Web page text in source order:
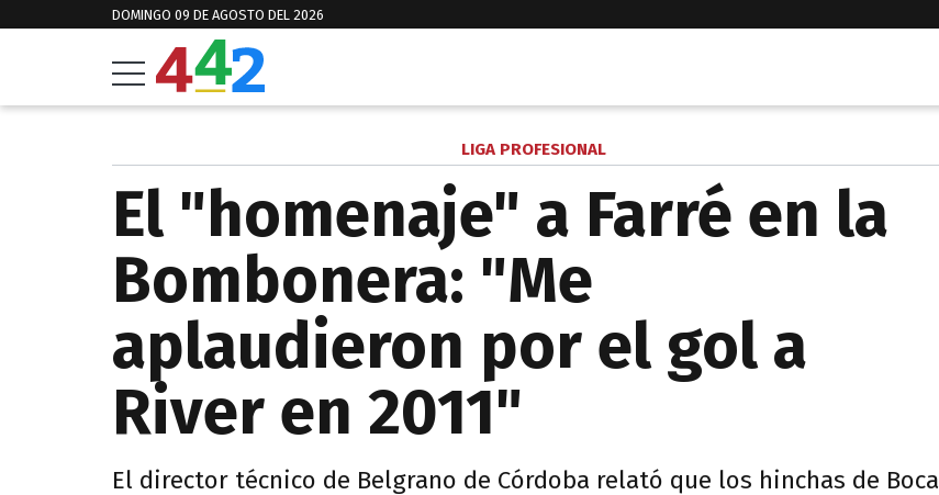
DOMINGO 09 DE AGOSTO DEL 2026
LIGA PROFESIONAL
El "homenaje" a Farré en la
Bombonera: "Me
aplaudieron por el gol a
River en 2011"
El director técnico de Belgrano de Córdoba relató que los hinchas de Boca